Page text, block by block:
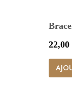
Prix
22,00